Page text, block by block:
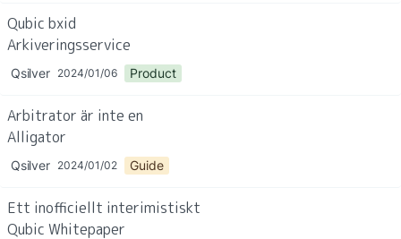
Qubic bxid
Arkiveringsservice
Qsilver 2024/01/06 Product
Arbitrator är inte en
Alligator
Qsilver 2024/01/02 Guide
Ett inofficiellt interimistiskt
Qubic Whitepaper